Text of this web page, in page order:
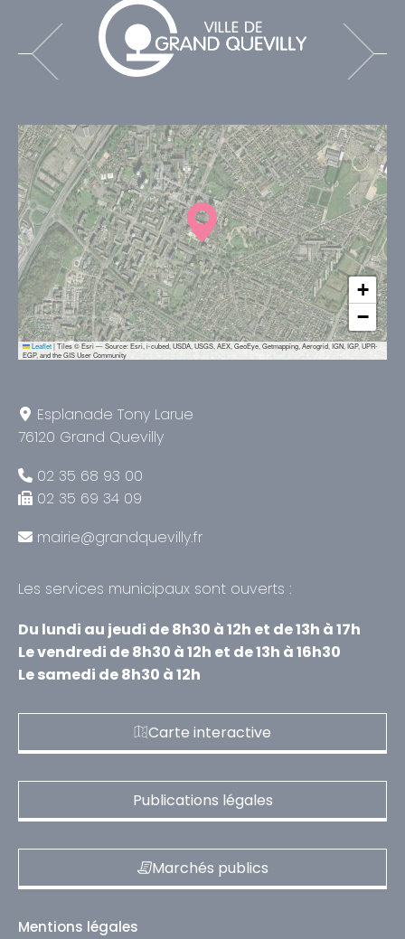
+
−
Leaflet |Tiles © Esri — Source: Esri, i-cubed, USDA, USGS, AEX, GeoEye, Getmapping, Aerogrid, IGN, IGP, UPR-
EGP, and the GIS User Community
Esplanade Tony Larue
76120 Grand Quevilly
02 35 68 93 00
02 35 69 34 09
mairie@grandquevilly.fr
Les services municipaux sont ouverts :
Du lundi au jeudi de 8h30 à 12h et de 13h à 17h
Le vendredi de 8h30 à 12h et de 13h à 16h30
Le samedi de 8h30 à 12h
Carte interactive
Publications légales
Marchés publics
Mentions légales